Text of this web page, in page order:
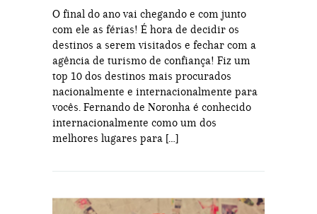
O final do ano vai chegando e com junto
com ele as férias! É hora de decidir os
destinos a serem visitados e fechar com a
agência de turismo de confiança! Fiz um
top 10 dos destinos mais procurados
nacionalmente e internacionalmente para
vocês. Fernando de Noronha é conhecido
internacionalmente como um dos
melhores lugares para […]